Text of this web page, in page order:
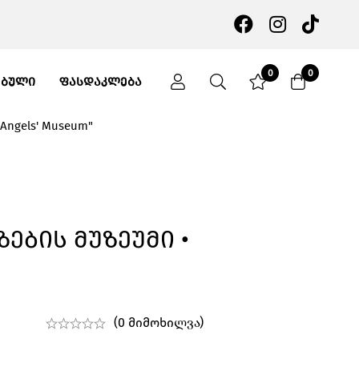
ᲤᲐᲡᲓᲐᲙᲚᲔᲑᲐ
0 0
Museum"
Მუზეუმი •
(0 მიმოხილვა)